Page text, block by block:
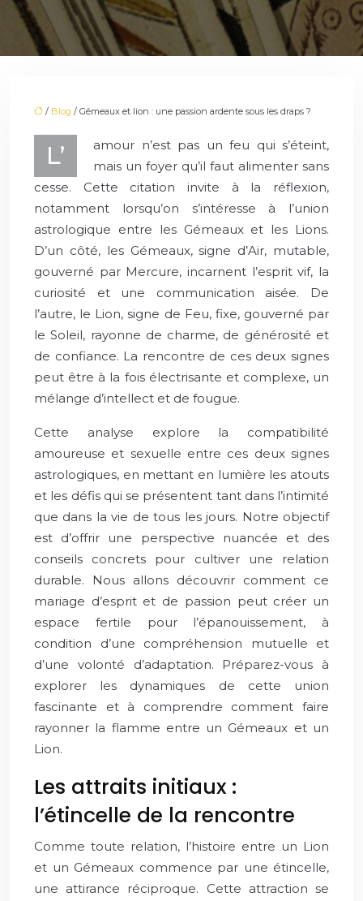
/ Blog / Gémeaux et lion : une passion ardente sous les draps ?
L’
amour n’est pas un feu qui s’éteint,
mais un foyer qu’il faut alimenter sans
cesse. Cette citation invite à la réflexion,
notamment lorsqu’on s’intéresse à l’union
astrologique entre les Gémeaux et les Lions.
D’un côté, les Gémeaux, signe d’Air, mutable,
gouverné par Mercure, incarnent l’esprit vif, la
curiosité et une communication aisée. De
l’autre, le Lion, signe de Feu, fixe, gouverné par
le Soleil, rayonne de charme, de générosité et
de confiance. La rencontre de ces deux signes
peut être à la fois électrisante et complexe, un
mélange d’intellect et de fougue.
Cette analyse explore la compatibilité
amoureuse et sexuelle entre ces deux signes
astrologiques, en mettant en lumière les atouts
et les défis qui se présentent tant dans l’intimité
que dans la vie de tous les jours. Notre objectif
est d’offrir une perspective nuancée et des
conseils concrets pour cultiver une relation
durable. Nous allons découvrir comment ce
mariage d’esprit et de passion peut créer un
espace fertile pour l’épanouissement, à
condition d’une compréhension mutuelle et
d’une volonté d’adaptation. Préparez-vous à
explorer les dynamiques de cette union
fascinante et à comprendre comment faire
rayonner la flamme entre un Gémeaux et un
Lion.
Les attraits initiaux :
l’étincelle de la rencontre
Comme toute relation, l’histoire entre un Lion
et un Gémeaux commence par une étincelle,
une attirance réciproque. Cette attraction se